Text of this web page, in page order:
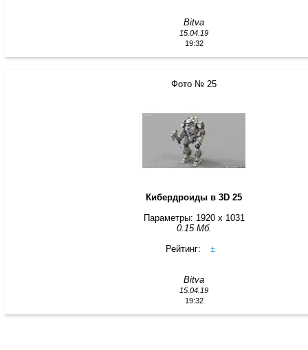
Bitva
15.04.19
19:32
Фото № 25
Кибердроиды в 3D 25
Параметры: 1920 x 1031
0.15 Мб.
Рейтинг:
±
Bitva
15.04.19
19:32